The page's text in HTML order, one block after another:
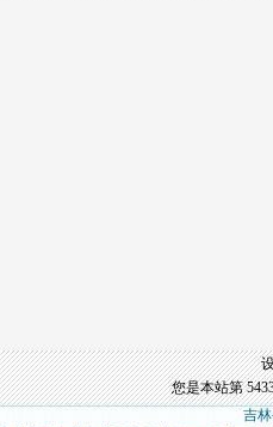
您是本站第
吉